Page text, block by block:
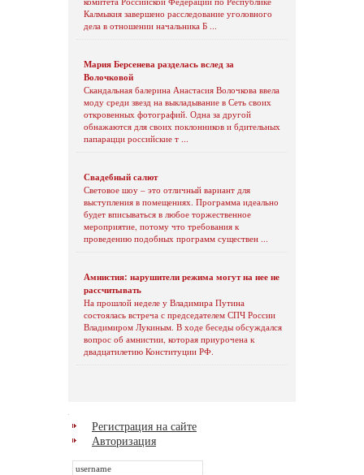
Калмыкия завершено расследование уголовного
дела в отношении начальника Б ...
Мария Берсенева разделась вслед за
Волочковой
Скандальная балерина Анастасия Волочкова ввела
моду среди звезд на выкладывание в Сеть своих
откровенных фотографий. Одна за другой
обнажаются для своих поклонников и бдительных
папарацци российские т ...
Свадебный салют
Световое шоу – это отличный вариант для
выступления в помещениях. Программа идеально
будет вписываться в любое торжественное
мероприятие, потому что требования к
проведению подобных программ существен ...
Амнистия: нарушители режима могут на нее не
рассчитывать
На прошлой неделе у Владимира Путина
состоялась встреча с председателем СПЧ России
Владимиром Лукиным. В ходе беседы обсуждался
вопрос об амнистии, которая приурочена к
двадцатилетию Конституции РФ.
Регистрация на сайте
Авторизация